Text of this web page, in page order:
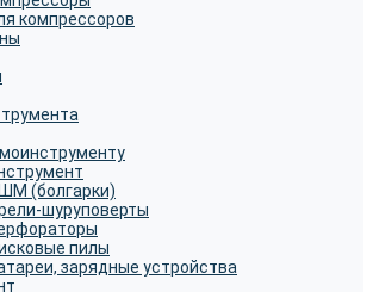
компрессоров
(болгарки)
шуруповерты
пилы
зарядные устройства